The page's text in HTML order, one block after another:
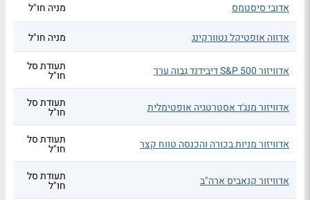
אדובי סיסטמס
מניה חו"ל
אדווה אופטיקל נטוורקינג מניה חו"ל
אדוויזור S&P 500 דיבידנד גבוה ערך תעודת סל
חו"ל
אדוויזור מנג'ד אסטרטגיה אופטימלית תעודת סל
חו"ל
אדוויזור מניות בכורה והכנסה טווח קצר תעודת סל
חו"ל
אדוויזור קנאביס ארה"ב תעודת סל
חו"ל